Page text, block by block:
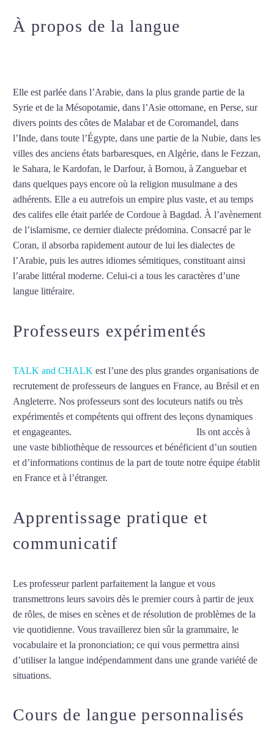
À propos de la langue
Elle est parlée dans l’Arabie, dans la plus grande partie de la
Syrie et de la Mésopotamie, dans l’Asie ottomane, en Perse, sur
divers points des côtes de Malabar et de Coromandel, dans
l’Inde, dans toute l’Égypte, dans une partie de la Nubie, dans les
villes des anciens états barbaresques, en Algérie, dans le Fezzan,
le Sahara, le Kardofan, le Darfour, à Bornou, à Zanguebar et
dans quelques pays encore où la religion musulmane a des
adhérents. Elle a eu autrefois un empire plus vaste, et au temps
des califes elle était parlée de Cordoue à Bagdad. À l’avènement
de l’islamisme, ce dernier dialecte prédomina. Consacré par le
Coran, il absorba rapidement autour de lui les dialectes de
l’Arabie, puis les autres idiomes sémitiques, constituant ainsi
l’arabe littéral moderne. Celui-ci a tous les caractères d’une
langue littéraire.
Professeurs expérimentés
TALK and CHALK est l’une des plus grandes organisations de
recrutement de professeurs de langues en France, au Brésil et en
Angleterre. Nos professeurs sont des locuteurs natifs ou très
expérimentés et compétents qui offrent des leçons dynamiques
et engageantes.
Ils ont accès à
une vaste bibliothèque de ressources et bénéficient d’un soutien
et d’informations continus de la part de toute notre équipe établit
en France et à l’étranger.
Apprentissage pratique et
communicatif
Les professeur parlent parfaitement la langue et vous
transmettrons leurs savoirs dès le premier cours à partir de jeux
de rôles, de mises en scènes et de résolution de problèmes de la
vie quotidienne. Vous travaillerez bien sûr la grammaire, le
vocabulaire et la prononciation; ce qui vous permettra ainsi
d’utiliser la langue indépendamment dans une grande variété de
situations.
Cours de langue personnalisés